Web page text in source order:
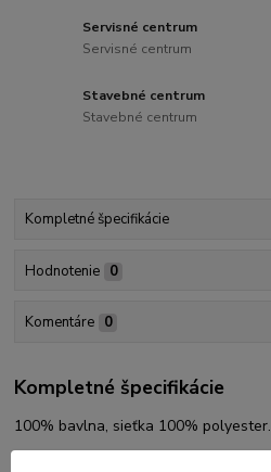
Servisné centrum
Servisné centrum
Stavebné centrum
Stavebné centrum
Kompletné špecifikácie
Hodnotenie 0
Komentáre 0
Kompletné špecifikácie
100% bavlna, sieťka 100% polyester.